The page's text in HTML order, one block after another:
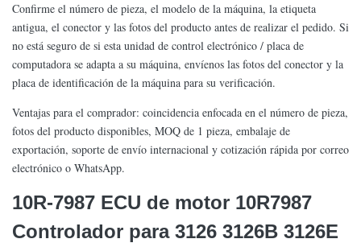
Confirme el número de pieza, el modelo de la máquina, la etiqueta
antigua, el conector y las fotos del producto antes de realizar el pedido. Si
no está seguro de si esta unidad de control electrónico / placa de
computadora se adapta a su máquina, envíenos las fotos del conector y la
placa de identificación de la máquina para su verificación.
Ventajas para el comprador: coincidencia enfocada en el número de pieza,
fotos del producto disponibles, MOQ de 1 pieza, embalaje de
exportación, soporte de envío internacional y cotización rápida por correo
electrónico o WhatsApp.
10R-7987 ECU de motor 10R7987
Controlador para 3126 3126B 3126E